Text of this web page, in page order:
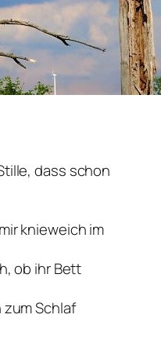
dass schon
knieweich im
ob ihr Bett
Schlaf